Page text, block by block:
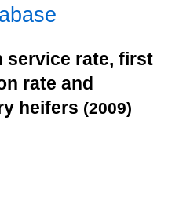
service rate, first
rate and
heifers (2009)